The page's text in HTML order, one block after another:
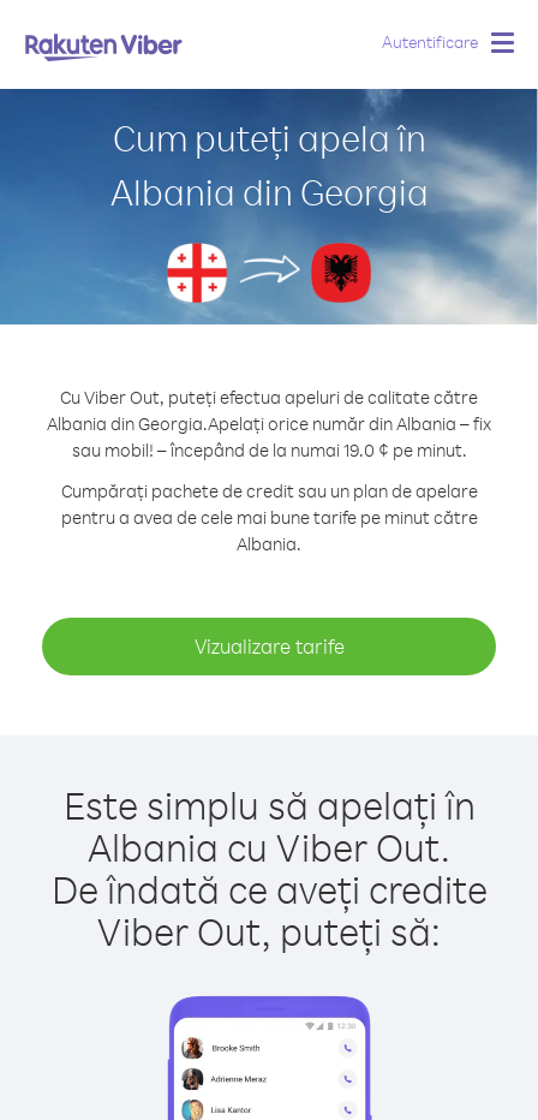
Autentificare
Cum puteți apela în
Albania din Georgia
Cu Viber Out, puteți efectua apeluri de calitate către
Albania din Georgia.Apelați orice număr din Albania – fix
sau mobil! – începând de la numai 19.0 ¢ pe minut.
Cumpărați pachete de credit sau un plan de apelare
pentru a avea de cele mai bune tarife pe minut către
Albania.
Vizualizare tarife
Este simplu să apelați în
Albania cu Viber Out.
De îndată ce aveți credite
Viber Out, puteți să: